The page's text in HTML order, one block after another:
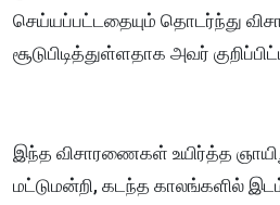
செய்யப்பட்டதையும் தொடர்ந்து
சூடுபிடித்துள்ளதாக அவர்
இந்த விசாரணைகள் உயிர்த்த
மட்டுமன்றி, கடந்த காலங்களில்